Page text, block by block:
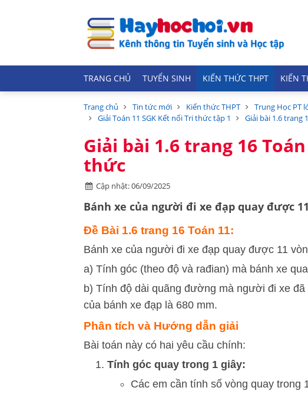
TRANG CHỦ TUYỂN SINH KIẾN THỨC THPT KIẾN
Trang chủ Tin tức mới Kiến thức THPT Trung Học PT
Giải Toán 11 SGK Kết nối Tri thức tập 1
Giải bài 1.6 trang
Giải bài 1.6 trang 16
thức
Cập nhật: 06/09/2025
Bánh xe của người đi xe đạp quay được
Đề Bài 1.6 trang 16 Toán 11:
Bánh xe của người đi xe đạp quay được 11
a) Tính góc (theo độ và rađian) mà bánh xe
b) Tính độ dài quãng đường mà người đi xe
của bánh xe đạp là 680 mm.
Phân tích và Hướng dẫn giải
Bài toán này có hai yêu cầu chính:
Tính góc quay trong 1 giây:
Các em cần tính số vòng quay trong